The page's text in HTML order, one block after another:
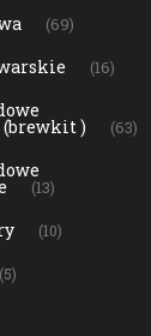
(69)
(16)
) (63)
(13)
(10)
(5)